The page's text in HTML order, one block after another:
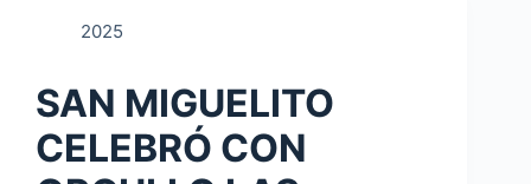
2025
SAN MIGUELITO
CELEBRÓ CON